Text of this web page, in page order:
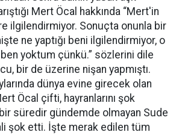
Mert Öcal hakkında “Mert'in
ilgilendirmiyor. Sonuçta onunla bir
ne yaptığı beni ilgilendirmiyor, o
ben yoktum çünkü.” sözlerini dile
bir de üzerine nişan yapmıştı.
dünya evine girecek olan
Öcal çifti, hayranlarını şok
süredir gündemde olmayan Sude
şok etti. İşte merak edilen tüm